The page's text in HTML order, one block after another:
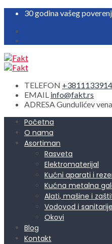
30 godina vašeg
TELEFON
EMAIL info@fakt.rs
ADRESAGundulićev
Početna
O nama
Asortiman
Rasveta
Elektromaterijal
Kućni aparati i
Kućna metalna
Alati, mašine i
Vodovod i sanitarije
Okovi
Blog
Kontakt